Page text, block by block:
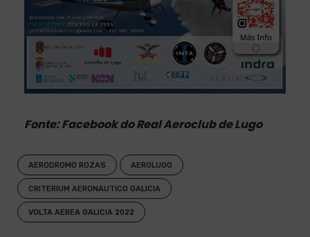
Fonte: Facebook do Real Aeroclub de Lugo
AERODROMO ROZAS AEROLUGO
CRITERIUM AERONAUTICO GALICIA
VOLTA AEREA GALICIA 2022